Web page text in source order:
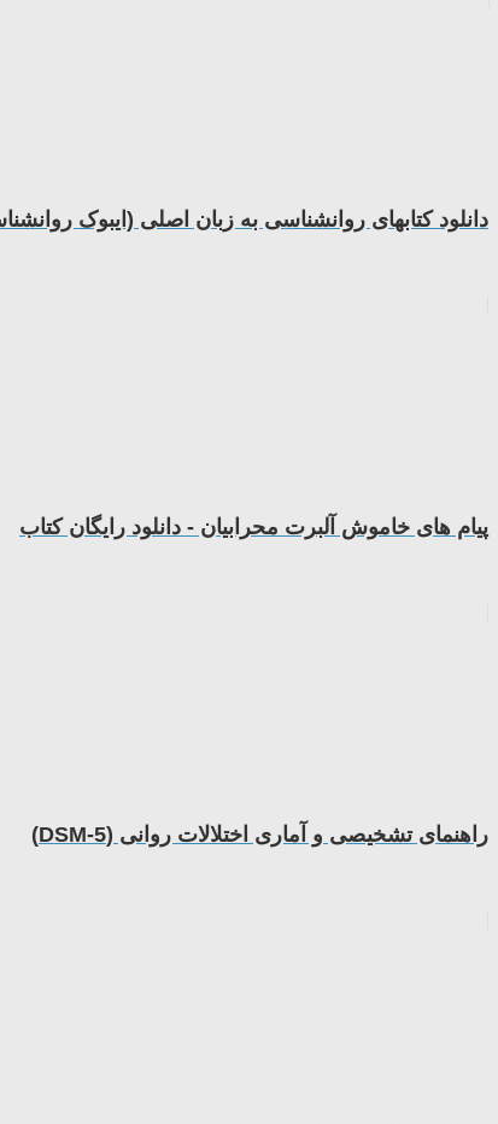
دانلود کتابهای روانشناسی به زبان اصلی (ایبوک
پیام های خاموش آلبرت محرابیان - دانلود رایگان کتاب
راهنمای تشخیصی و آماری اختلالات روانی (DSM-5)